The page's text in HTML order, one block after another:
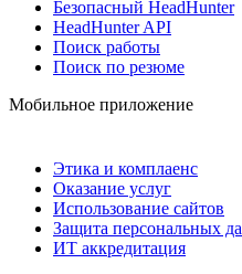
Безопасный HeadHunter
HeadHunter API
Поиск работы
Поиск по резюме
Мобильное приложение
Этика и комплаенс
Оказание услуг
Использование сайтов
Защита персональных
ИТ аккредитация